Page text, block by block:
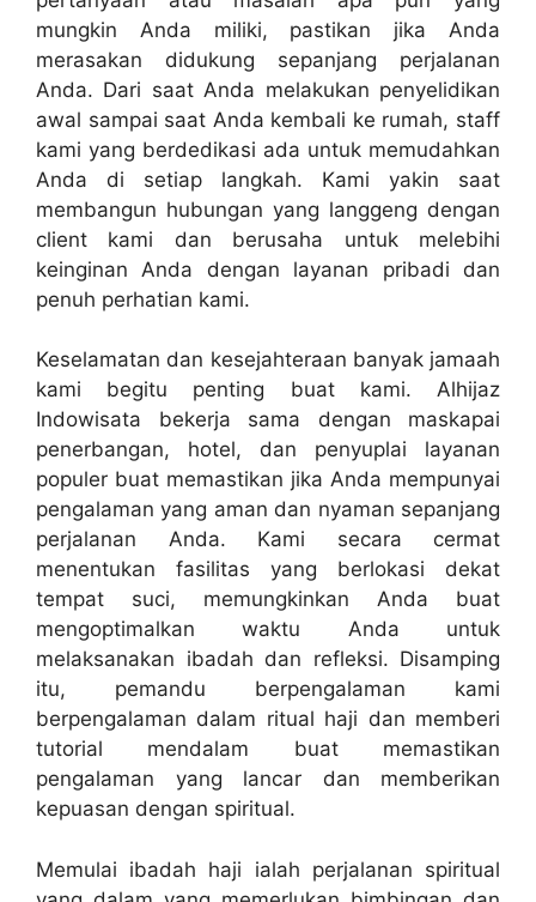
mungkin Anda miliki, pastikan jika Anda
merasakan didukung sepanjang perjalanan
Anda. Dari saat Anda melakukan penyelidikan
awal sampai saat Anda kembali ke rumah, staff
kami yang berdedikasi ada untuk memudahkan
Anda di setiap langkah. Kami yakin saat
membangun hubungan yang langgeng dengan
client kami dan berusaha untuk melebihi
keinginan Anda dengan layanan pribadi dan
penuh perhatian kami.
Keselamatan dan kesejahteraan banyak jamaah
kami begitu penting buat kami. Alhijaz
Indowisata bekerja sama dengan maskapai
penerbangan, hotel, dan penyuplai layanan
populer buat memastikan jika Anda mempunyai
pengalaman yang aman dan nyaman sepanjang
perjalanan Anda. Kami secara cermat
menentukan fasilitas yang berlokasi dekat
tempat suci, memungkinkan Anda buat
mengoptimalkan waktu Anda untuk
melaksanakan ibadah dan refleksi. Disamping
itu, pemandu berpengalaman kami
berpengalaman dalam ritual haji dan memberi
tutorial mendalam buat memastikan
pengalaman yang lancar dan memberikan
kepuasan dengan spiritual.
Memulai ibadah haji ialah perjalanan spiritual